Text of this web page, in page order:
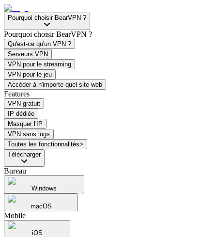
Pourquoi choisir BearVPN ?
Pourquoi choisir BearVPN ?
Qu'est-ce qu'un VPN ?
Serveurs VPN
VPN pour le streaming
VPN pour le jeu
Accéder à n'importe quel site web
Features
VPN gratuit
IP dédiée
Masquer l'IP
VPN sans logs
Toutes les fonctionnalités>
Télécharger
Bureau
Windows
macOS
Mobile
iOS